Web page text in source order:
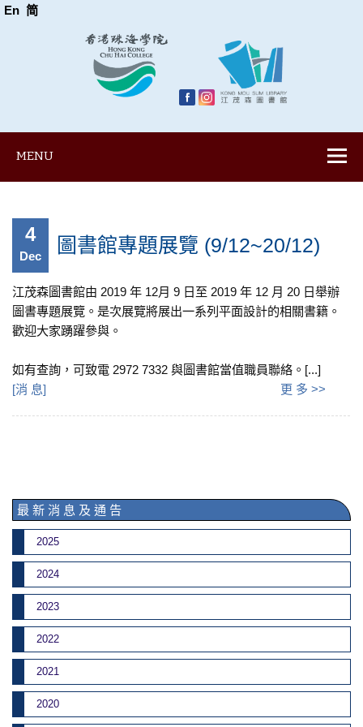
En 简
MENU
4
Dec 圖書館專題展覽 (9/12~20/12)
江茂森圖書館由 2019 年 12月 9 日至 2019 年 12 月 20 日舉辦
圖書專題展覽。是次展覽將展出一系列平面設計的相關書籍。
歡迎大家踴躍參與。
如有查詢，可致電 2972 7332 與圖書館當值職員聯絡。[...]
[消 息] 更 多 >>
最 新 消 息 及 通 告
2025
2024
2023
2022
2021
2020